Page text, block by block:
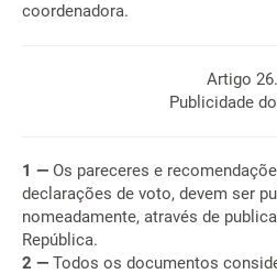
coordenadora.
Artigo
Publicidade
1 — Os pareceres e
declarações de voto, devem ser
nomeadamente, através de
República.
2 — Todos os documentos